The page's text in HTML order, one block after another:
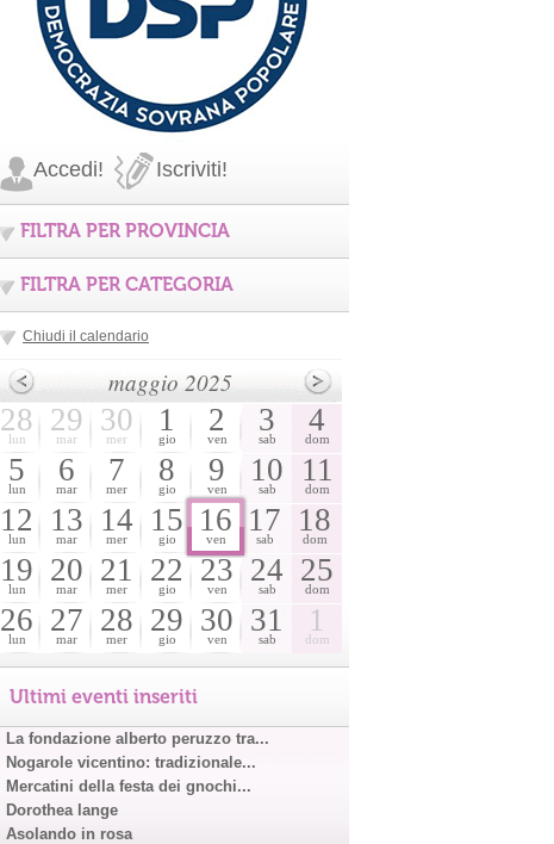
Accedi! Iscriviti!
FILTRA PER PROVINCIA
FILTRA PER CATEGORIA
Chiudi il calendario
maggio 2025
28
lun
29
mar
30
mer
1
gio
2
ven
3
sab
4
dom
5
lun
6
mar
7
mer
8
gio
9
ven
10
sab
11
dom
12
lun
13
mar
14
mer
15
gio
16
ven
17
sab
18
dom
19
lun
20
mar
21
mer
22
gio
23
ven
24
sab
25
dom
26
lun
27
mar
28
mer
29
gio
30
ven
31
sab
1
dom
Ultimi eventi inseriti
La fondazione alberto peruzzo tra...
Nogarole vicentino: tradizionale...
Mercatini della festa dei gnochi...
Dorothea lange
Asolando in rosa